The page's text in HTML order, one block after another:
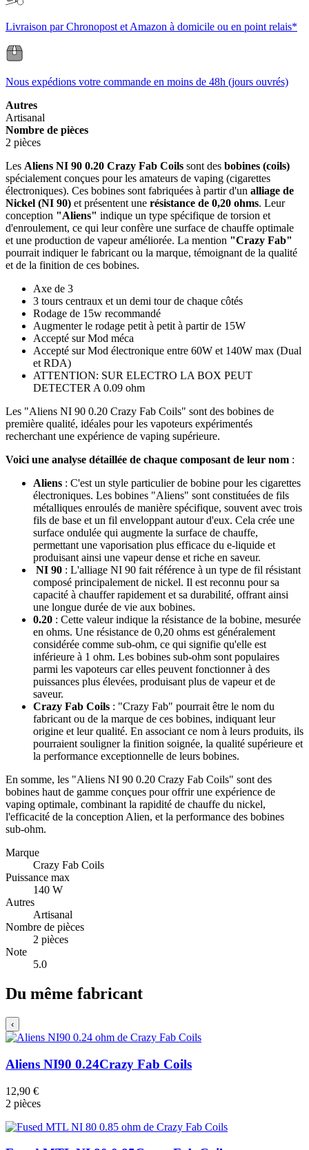
Livraison par Chronopost et Amazon à domicile ou en point relais*
Nous expédions votre commande en moins de 48h (jours ouvrés)
Autres
Artisanal
Nombre de pièces
2 pièces
Les Aliens NI 90 0.20 Crazy Fab Coils sont des bobines (coils)
spécialement conçues pour les amateurs de vaping (cigarettes
électroniques). Ces bobines sont fabriquées à partir d'un alliage de
Nickel (NI 90) et présentent une résistance de 0,20 ohms. Leur
conception "Aliens" indique un type spécifique de torsion et
d'enroulement, ce qui leur confère une surface de chauffe optimale
et une production de vapeur améliorée. La mention "Crazy Fab"
pourrait indiquer le fabricant ou la marque, témoignant de la qualité
et de la finition de ces bobines.
Axe de 3
3 tours centraux et un demi tour de chaque côtés
Rodage de 15w recommandé
Augmenter le rodage petit à petit à partir de 15W
Accepté sur Mod méca
Accepté sur Mod électronique entre 60W et 140W max (Dual
et RDA)
ATTENTION: SUR ELECTRO LA BOX PEUT
DETECTER A 0.09 ohm
Les "Aliens NI 90 0.20 Crazy Fab Coils" sont des bobines de
première qualité, idéales pour les vapoteurs expérimentés
recherchant une expérience de vaping supérieure.
Voici une analyse détaillée de chaque composant de leur nom :
Aliens : C'est un style particulier de bobine pour les cigarettes
électroniques. Les bobines "Aliens" sont constituées de fils
métalliques enroulés de manière spécifique, souvent avec trois
fils de base et un fil enveloppant autour d'eux. Cela crée une
surface ondulée qui augmente la surface de chauffe,
permettant une vaporisation plus efficace du e-liquide et
produisant ainsi une vapeur dense et riche en saveur.
NI 90 : L'alliage NI 90 fait référence à un type de fil résistant
composé principalement de nickel. Il est reconnu pour sa
capacité à chauffer rapidement et sa durabilité, offrant ainsi
une longue durée de vie aux bobines.
0.20 : Cette valeur indique la résistance de la bobine, mesurée
en ohms. Une résistance de 0,20 ohms est généralement
considérée comme sub-ohm, ce qui signifie qu'elle est
inférieure à 1 ohm. Les bobines sub-ohm sont populaires
parmi les vapoteurs car elles peuvent fonctionner à des
puissances plus élevées, produisant plus de vapeur et de
saveur.
Crazy Fab Coils : "Crazy Fab" pourrait être le nom du
fabricant ou de la marque de ces bobines, indiquant leur
origine et leur qualité. En associant ce nom à leurs produits, ils
pourraient souligner la finition soignée, la qualité supérieure et
la performance exceptionnelle de leurs bobines.
En somme, les "Aliens NI 90 0.20 Crazy Fab Coils" sont des
bobines haut de gamme conçues pour offrir une expérience de
vaping optimale, combinant la rapidité de chauffe du nickel,
l'efficacité de la conception Alien, et la performance des bobines
sub-ohm.
Marque
Crazy Fab Coils
Puissance max
140 W
Autres
Artisanal
Nombre de pièces
2 pièces
Note
5.0
Du même fabricant
‹
Aliens NI90 0.24Crazy Fab Coils
12,90 €
2 pièces